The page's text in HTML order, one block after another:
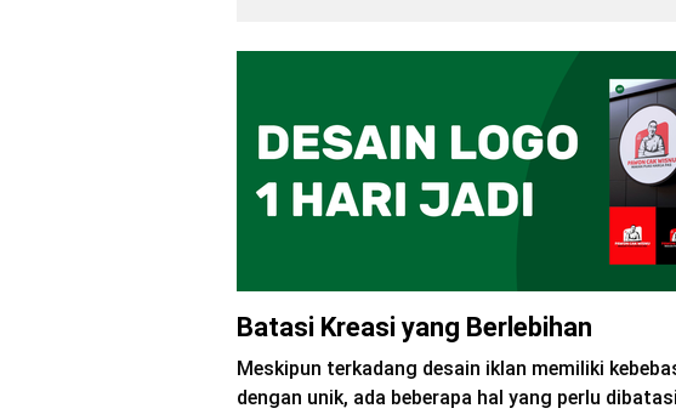
Batasi Kreasi yang Berlebihan
Meskipun terkadang desain iklan memiliki
dengan unik, ada beberapa hal yang perlu